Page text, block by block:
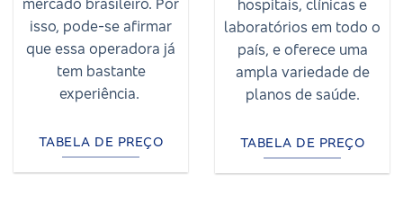
isso, pode-se afirmar
que essa operadora já
tem bastante
experiência.
TABELA DE PREÇO
hospitais, clínicas e
laboratórios em todo o
país, e oferece uma
ampla variedade de
planos de saúde.
TABELA DE PREÇO